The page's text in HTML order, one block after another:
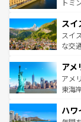
れる
を参
は、お
ドイ
トミ
リア
ティ
戦な
ンツ
スイ
スイ
な交
の建
博物
こと
ば市
アメ
アメ
東海
のよ
ハワ